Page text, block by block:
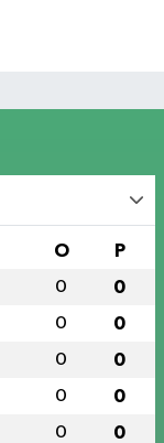
O P
0 0
0 0
0 0
0 0
0 0